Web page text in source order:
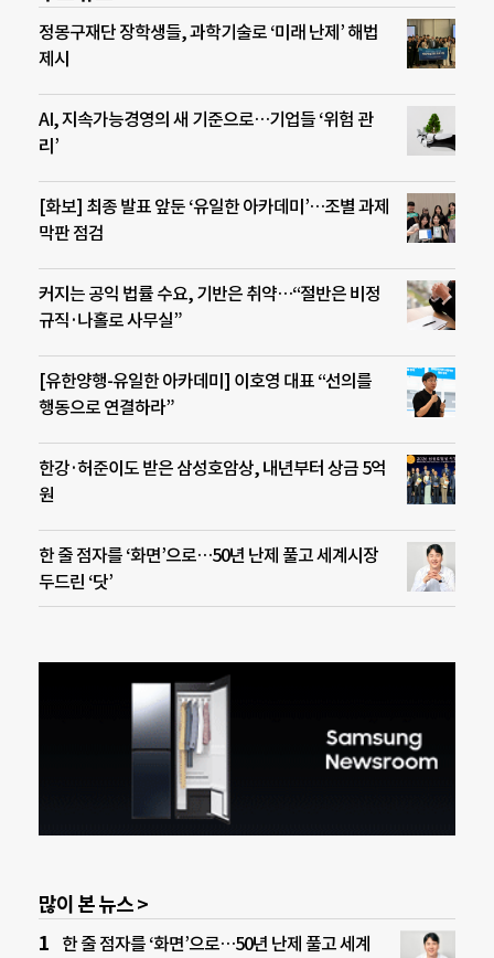
정몽구재단 장학생들, 과학기술로 ‘미래 난제’ 해법
제시
AI, 지속가능경영의 새 기준으로…기업들 ‘위험 관
리’
[화보] 최종 발표 앞둔 ‘유일한 아카데미’…조별 과제
막판 점검
커지는 공익 법률 수요, 기반은 취약…“절반은 비정
규직·나홀로 사무실”
[유한양행-유일한 아카데미] 이호영 대표 “선의를
행동으로 연결하라”
한강·허준이도 받은 삼성호암상, 내년부터 상금 5억
원
한 줄 점자를 ‘화면’으로…50년 난제 풀고 세계시장
두드린 ‘닷’
많이 본 뉴스 >
한 줄 점자를 ‘화면’으로…50년 난제 풀고 세계